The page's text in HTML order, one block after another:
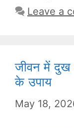
Leave a
जीवन में दुख
के उपाय
May 18,